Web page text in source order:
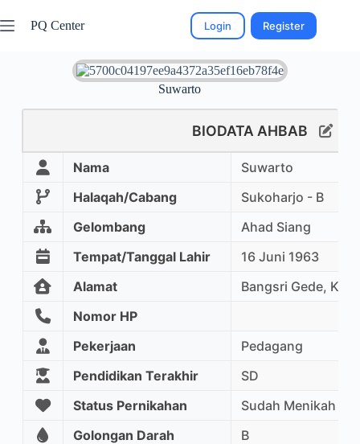
PQ Center Login Register
Suwarto
BIODATA AHBAB
Nama
Suwarto
Halaqah/Cabang
Sukoharjo - B
Gelombang
Ahad Siang
Tempat/Tanggal Lahir
16 Juni 1963
Alamat
Bangsri Gede,
Nomor HP
Pekerjaan
Pedagang
Pendidikan Terakhir
SD
Status Pernikahan
Sudah Menikah
Golongan Darah
B